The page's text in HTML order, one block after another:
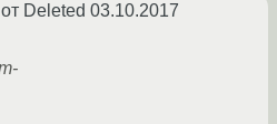
от Deleted 03.10.2017